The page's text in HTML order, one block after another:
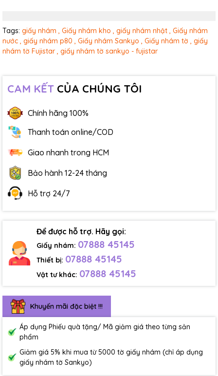
Tags: giấy nhám , Giấy nhám kho , giấy nhám nhật , Giấy nhám
nước , giấy nhám p80 , Giấy nhám Sankyo , Giấy nhám tờ , giấy
nhám tờ Fujistar , giấy nhám tờ sankyo - fujistar
CAM KẾT CỦA CHÚNG TÔI
Chính hãng 100%
Thanh toán online/COD
Giao nhanh trong HCM
Bảo hành 12-24 tháng
Hỗ trợ 24/7
Để được hỗ trợ. Hãy gọi:
Giấy nhám: 07888 45145
Thiết bị: 07888 45145
Vật tư khác: 07888 45145
Khuyến mãi đặc biệt !!!
Áp dụng Phiếu quà tặng/ Mã giảm giá theo từng sản
phẩm
Giảm giá 5% khi mua từ 5000 tờ giấy nhám (chỉ áp dụng
giấy nhám tờ Sankyo)